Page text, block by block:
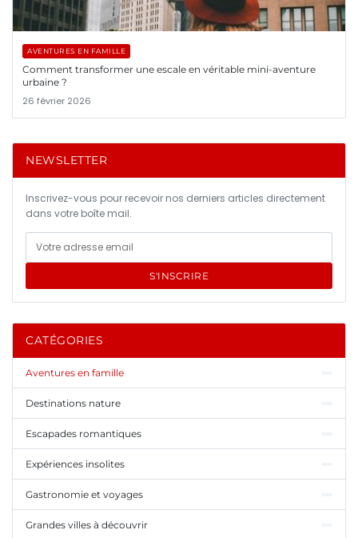
AVENTURES EN FAMILLE
Comment transformer une escale en véritable mini-aventure
urbaine ?
26 février 2026
NEWSLETTER
Inscrivez-vous pour recevoir nos derniers articles directement
dans votre boîte mail.
S'INSCRIRE
CATÉGORIES
Aventures en famille
Destinations nature
Escapades romantiques
Expériences insolites
Gastronomie et voyages
Grandes villes à découvrir